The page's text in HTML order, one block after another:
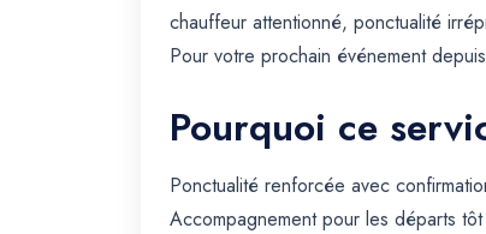
chauffeur attentionné, ponctualité
Pour votre prochain événement
Pourquoi ce
Ponctualité renforcée avec
Accompagnement pour les départs